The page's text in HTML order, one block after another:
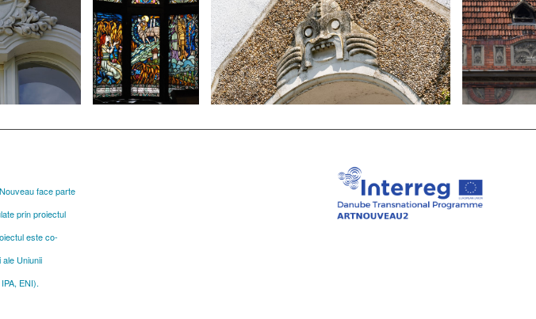
face parte
prin proiectul
este co-
Uniunii
ENI).